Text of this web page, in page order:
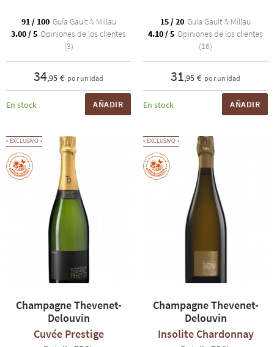
91 / 100 Guía Gault & Millau
3.00 / 5 Opiniones de los clientes
(3)
34,95 € por unidad
En stock AÑADIR
15 / 20 Guía Gault & Millau
4.10 / 5 Opiniones de los clientes
(16)
31,95 € por unidad
En stock AÑADIR
EXCLUSIVO
Champagne Thevenet-
Delouvin
Cuvée Prestige
EXCLUSIVO
Champagne Thevenet-
Delouvin
Insolite Chardonnay